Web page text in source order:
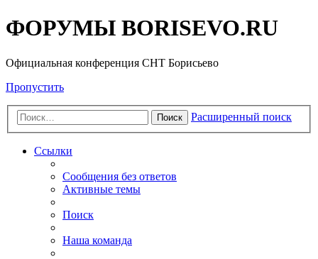
ФОРУМЫ BORISEVO.RU
Официальная конференция СНТ Борисьево
Пропустить
Поиск Расширенный поиск
Ссылки
Сообщения без ответов
Активные темы
Поиск
Наша команда